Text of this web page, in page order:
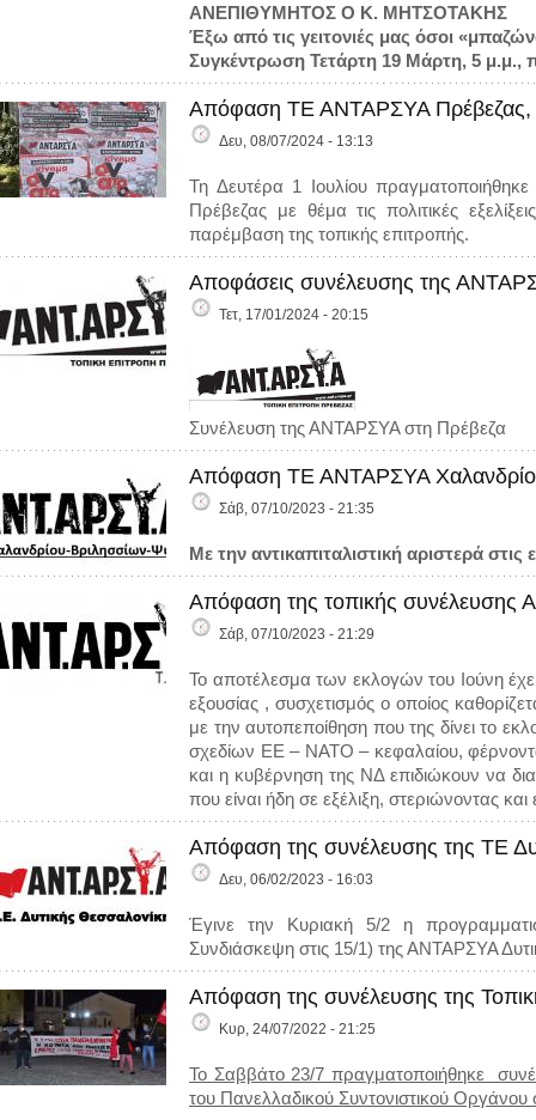
ΑΝΕΠΙΘΥΜΗΤΟΣ Ο Κ. ΜΗΤΣΟΤΑΚΗΣ
Έξω από τις γειτονιές μας όσοι
Συγκέντρωση Τετάρτη 19 Μάρτη, 5 μ.μ.,
Απόφαση ΤΕ ΑΝΤΑΡΣΥΑ Πρέβεζας,
Δευ, 08/07/2024 - 13:13
Τη Δευτέρα 1 Ιουλίου
Πρέβεζας με θέμα τις πολιτικές
παρέμβαση της τοπικής επιτροπής.
Αποφάσεις συνέλευσης της
Τετ, 17/01/2024 - 20:15
Συνέλευση της ΑΝΤΑΡΣΥΑ στη Πρέβεζα
Απόφαση ΤΕ ΑΝΤΑΡΣΥΑ
Σάβ, 07/10/2023 - 21:35
Με την αντικαπιταλιστική αριστερά
Απόφαση της τοπικής
Σάβ, 07/10/2023 - 21:29
Το αποτέλεσμα των εκλογών του Ιούνη
εξουσίας , συσχετισμός ο οποίος
με την αυτοπεποίθηση που της δίνει το
σχεδίων ΕΕ – ΝΑΤΟ – κεφαλαίου,
και η κυβέρνηση της ΝΔ επιδιώκουν να
που είναι ήδη σε εξέλιξη, στεριώνοντας
Απόφαση της συνέλευσης της ΤΕ
Δευ, 06/02/2023 - 16:03
Έγινε την Κυριακή 5/2 η
Συνδιάσκεψη στις 15/1) της ΑΝΤΑΡΣΥΑ
Απόφαση της συνέλευσης της
Κυρ, 24/07/2022 - 21:25
Το Σαββάτο 23/7 πραγματοποιήθηκε
του Πανελλαδικού Συντονιστικού